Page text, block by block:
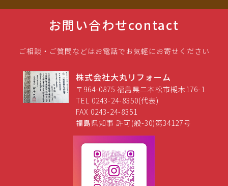
お問い合わせcontact
ご相談・ご質問などはお電話でお気軽にお寄せください
株式会社大丸リフォーム
〒964-0875 福島県二本松市槻木176-1
TEL 0243-24-8350(代表)
FAX 0243-24-8351
福島県知事 許可(般-30)第34127号